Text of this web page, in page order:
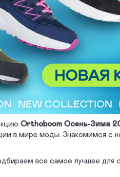
Orthoboom Осень-Зима
в мире моды. Знакомимся с
все самое лучшее для